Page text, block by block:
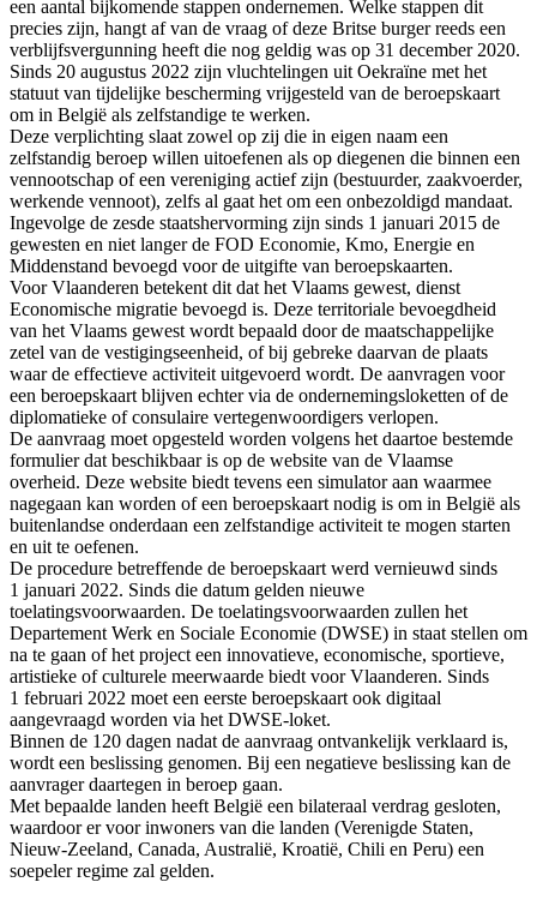
een aantal bijkomende stappen ondernemen. Welke stappen dit
precies zijn, hangt af van de vraag of deze Britse burger reeds een
verblijfsvergunning heeft die nog geldig was op 31 december 2020.
Sinds 20 augustus 2022 zijn vluchtelingen uit Oekraïne met het
statuut van tijdelijke bescherming vrijgesteld van de beroepskaart
om in België als zelfstandige te werken.
Deze verplichting slaat zowel op zij die in eigen naam een
zelfstandig beroep willen uitoefenen als op diegenen die binnen een
vennootschap of een vereniging actief zijn (bestuurder, zaakvoerder,
werkende vennoot), zelfs al gaat het om een onbezoldigd mandaat.
Ingevolge de zesde staatshervorming zijn sinds 1 januari 2015 de
gewesten en niet langer de FOD Economie, Kmo, Energie en
Middenstand bevoegd voor de uitgifte van beroepskaarten.
Voor Vlaanderen betekent dit dat het Vlaams gewest, dienst
Economische migratie bevoegd is. Deze territoriale bevoegdheid
van het Vlaams gewest wordt bepaald door de maatschappelijke
zetel van de vestigingseenheid, of bij gebreke daarvan de plaats
waar de effectieve activiteit uitgevoerd wordt. De aanvragen voor
een beroepskaart blijven echter via de ondernemingsloketten of de
diplomatieke of consulaire vertegenwoordigers verlopen.
De aanvraag moet opgesteld worden volgens het daartoe bestemde
formulier dat beschikbaar is op de website van de Vlaamse
overheid. Deze website biedt tevens een simulator aan waarmee
nagegaan kan worden of een beroepskaart nodig is om in België als
buitenlandse onderdaan een zelfstandige activiteit te mogen starten
en uit te oefenen.
De procedure betreffende de beroepskaart werd vernieuwd sinds
1 januari 2022. Sinds die datum gelden nieuwe
toelatingsvoorwaarden. De toelatingsvoorwaarden zullen het
Departement Werk en Sociale Economie (DWSE) in staat stellen om
na te gaan of het project een innovatieve, economische, sportieve,
artistieke of culturele meerwaarde biedt voor Vlaanderen. Sinds
1 februari 2022 moet een eerste beroepskaart ook digitaal
aangevraagd worden via het DWSE-loket.
Binnen de 120 dagen nadat de aanvraag ontvankelijk verklaard is,
wordt een beslissing genomen. Bij een negatieve beslissing kan de
aanvrager daartegen in beroep gaan.
Met bepaalde landen heeft België een bilateraal verdrag gesloten,
waardoor er voor inwoners van die landen (Verenigde Staten,
Nieuw-Zeeland, Canada, Australië, Kroatië, Chili en Peru) een
soepeler regime zal gelden.